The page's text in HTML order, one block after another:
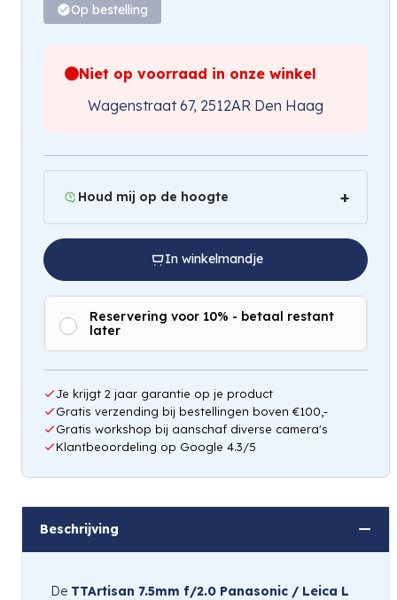
Op bestelling
Niet op voorraad in onze winkel
Wagenstraat 67, 2512AR Den Haag
Houd mij op de hoogte
Hou mij op de hoogte
In winkelmandje
Reservering voor 10% - betaal restant
later
Je krijgt 2 jaar garantie op je product
Gratis verzending bij bestellingen boven €100,-
Gratis workshop bij aanschaf diverse camera's
Klantbeoordeling op Google 4.3/5
Beschrijving
De TTArtisan 7.5mm f/2.0 Panasonic / Leica L